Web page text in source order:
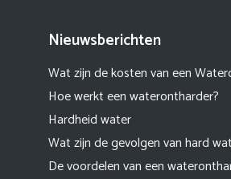
Nieuwsberichten
Wat zijn de kosten van een
Hoe werkt een waterontharder?
Hardheid water
Wat zijn de gevolgen van hard
De voordelen van een